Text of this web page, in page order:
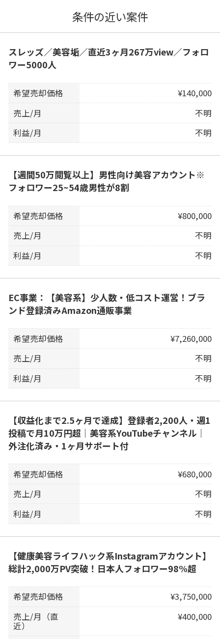
条件の近い案件
スレッズ／美容垢／直近3ヶ月267万view／フォロ
ワー5000人
希望売却価格
¥140,000
売上/月
不明
利益/月
不明
【週間50万閲覧以上】男性向け美容アカウント※
フォロワー25~54歳男性が8割
希望売却価格
¥800,000
売上/月
不明
利益/月
不明
EC事業：【美容系】少人数・低コスト運営！ブラ
ンド登録済みAmazon通販事業
希望売却価格
¥7,260,000
売上/月
不明
利益/月
不明
【収益化まで2.5ヶ月で達成】登録者2,200人・週1
投稿で月10万円超｜美容系YouTubeチャンネル｜
外注化済み・1ヶ月サポート付
希望売却価格
¥680,000
売上/月
不明
利益/月
不明
【健康美容ライフハック系Instagramアカウント】
総計2,000万PV突破！日本人フォロワー98%超
希望売却価格
¥3,750,000
売上/月（直
近）
¥400,000